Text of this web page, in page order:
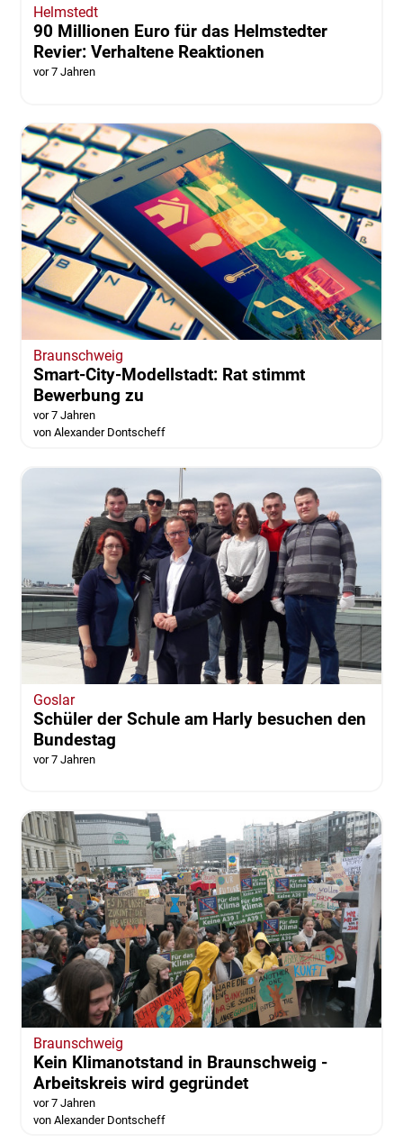
Helmstedt
90 Millionen Euro für das Helmstedter
Revier: Verhaltene Reaktionen
vor 7 Jahren
Braunschweig
Smart-City-Modellstadt: Rat stimmt
Bewerbung zu
vor 7 Jahren
von Alexander Dontscheff
Goslar
Schüler der Schule am Harly besuchen den
Bundestag
vor 7 Jahren
Braunschweig
Kein Klimanotstand in Braunschweig -
Arbeitskreis wird gegründet
vor 7 Jahren
von Alexander Dontscheff